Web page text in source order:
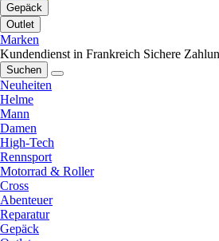
Gepäck
Outlet
Marken
Kundendienst in Frankreich Sichere
Suchen
Neuheiten
Helme
Mann
Damen
High-Tech
Rennsport
Motorrad & Roller
Cross
Abenteuer
Reparatur
Gepäck